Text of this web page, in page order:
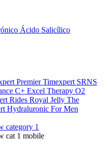
Ácido Salicílico
PremierTimexpert SRNS
C+ Excel Therapy O2
Rides Royal Jelly The
Hydraluronic For Men